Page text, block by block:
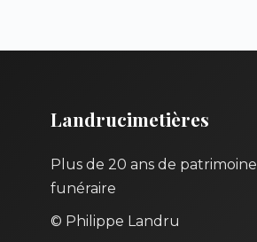
Landrucimetières
Plus de 20 ans de patrimoine
funéraire
© Philippe Landru